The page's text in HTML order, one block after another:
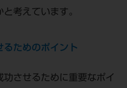
考えています。
るためのポイント
功させるために重要なポイ